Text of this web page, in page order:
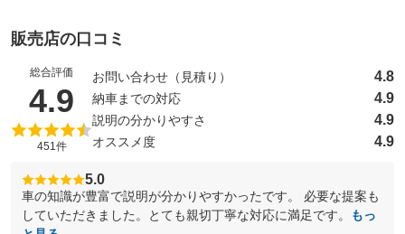
販売店の口コミ
総合評価
4.9 （5点満点中）
451件
お問い合わせ（見積り） 4.8
納車までの対応 4.9
説明の分かりやすさ 4.9
オススメ度 4.9
5.0
車の知識が豊富で説明が分かりやすかったです。 必要な提案も
していただきました。とても親切丁寧な対応に満足です。
もっ